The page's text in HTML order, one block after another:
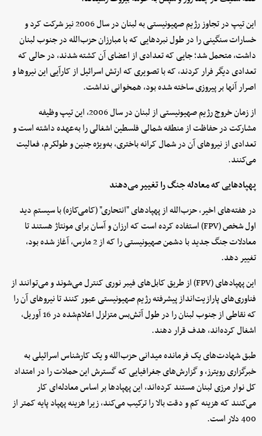
این تیپ در تجاوز رژیم صهیونیستی به لبنان در سال 2006 نیز شرکت کرد و
خسارات سنگینی را در طول نبردهایی که با مبارزان حزب‌الله در جنوب لبنان
داشت، متحمل شد؛ جایی که تعدادی از اعضای آن کشته شدند، در حالی که
تعدادی دیگر فرار کردند، که با تصویری که ارتش اسرائیل از کارآیی این نیروها و
اصرار آنها بر پیروزی ساخته شده بود، همخوانی نداشت.
از زمان خروج رژیم صهیونیستی از لبنان در سال 2006، این تیپ وظیفه
مشارکت در حفاظت از منطقه شمالی فلسطین اشغالی را به‌عهده داشته است و
تعدادی از نیروهای آن در شمال کرانه باختری، به‌ویژه جنین و طولکرم، فعالیت
می‌کنند.
پهپادهایی که معادله جنگ را تغییر می‌دهند
در هفته‌های اخیر، حزب‌الله از پهپادهای "انتحاری" (کامی‌کازه) با سیستم دید
اول شخص (FPV) استفاده کرده است که ارزان و آسان برای مونتاژ هستند تا
معادلات جنگ جدید با دشمن صهیونیستی را که از 2 مارس، آغاز شده بود،
تغییر دهد.
این پهپادهای (FPV) از طریق کابل‌های فیبر نوری کنترل می‌شوند و می‌توانند از
فناوری‌های پارازیت‌انداز پیشرفته رژیم صهیونیستی عبور کنند تا نیروهای آن را
که نقاطی از جنوب لبنان را در طول آتش‌بس متزلزل اعلام‌شده در 16 آوریل،
اشغال کرده‌اند، هدف قرار دهند.
طبق شهادت‌های یک فرمانده میدانی حزب‌الله و یک کارشناس اسرائیلی به
خبرگزاری رویترز، و گزارش‌های جغرافیایی که گسترش این حملات را در امتداد
کل نوار مرزی لبنان مستند کرده‌اند، این پهپادها بر اساس معادله‌ای کار
می‌کنند که هزینه کم و دقت بالا را ترکیب می‌کند، زیرا هزینه پهپاد پایه کمتر از
400 دلار است.